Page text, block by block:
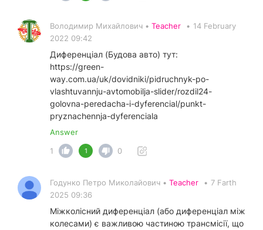
Володимир Михайлович • Teacher • 14 February
2022 09:42
Диференціал (Будова авто) тут:
https://green-
way.com.ua/uk/dovidniki/pidruchnyk-po-
vlashtuvannju-avtomobilja-slider/rozdil24-
golovna-peredacha-i-dyferencial/punkt-
pryznachennja-dyferenciala
Answer
1
1 0
Годунко Петро Миколайович • Teacher • 7 Farth
2025 09:36
Міжколісний диференціал (або диференціал між
колесами) є важливою частиною трансмісії, що